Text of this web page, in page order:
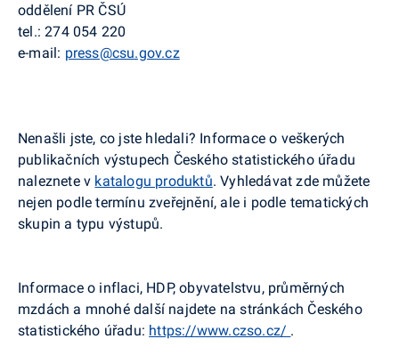
oddělení PR ČSÚ
tel.:274 054 220
e-mail: press@csu.gov.cz
Nenašli jste, co jste hledali? Informace o veškerých
publikačních výstupech Českého statistického úřadu
naleznete v katalogu produktů. Vyhledávat zde můžete
nejen podle termínu zveřejnění, ale i podle tematických
skupin a typu výstupů.
Informace o inflaci, HDP, obyvatelstvu, průměrných
mzdách a mnohé další najdete na stránkách Českého
statistického úřadu: https://www.czso.cz/ .